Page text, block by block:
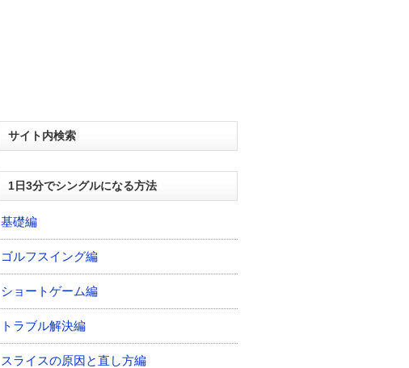
サイト内検索
1日3分でシングルになる方法
基礎編
ゴルフスイング編
ショートゲーム編
トラブル解決編
スライスの原因と直し方編